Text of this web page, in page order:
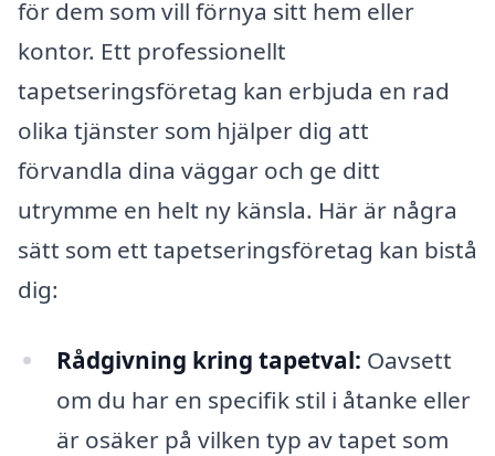
för dem som vill förnya sitt hem eller
kontor. Ett professionellt
tapetseringsföretag kan erbjuda en rad
olika tjänster som hjälper dig att
förvandla dina väggar och ge ditt
utrymme en helt ny känsla. Här är några
sätt som ett tapetseringsföretag kan bistå
dig:
Rådgivning kring tapetval: Oavsett
om du har en specifik stil i åtanke eller
är osäker på vilken typ av tapet som